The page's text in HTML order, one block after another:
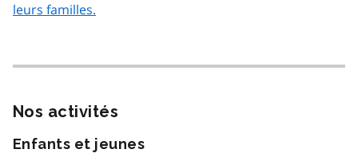
leurs familles.
Nos activités
Enfants et jeunes